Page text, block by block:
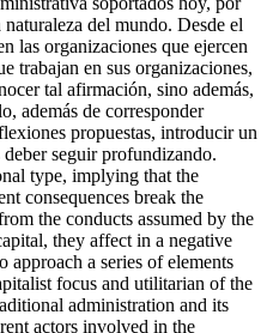
del mundo. Desde el
las organizaciones que ejercen
trabajan en sus organizaciones,
tal afirmación, sino además,
además de corresponder
propuestas, introducir un
seguir profundizando.
type, implying that the
consequences break the
the conducts assumed by the
they affect in a negative
a series of elements
focus and utilitarian of the
administration and its
actors involved in the